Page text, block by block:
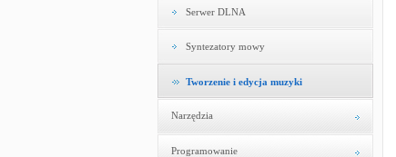
Serwer DLNA
Syntezatory mowy
Tworzenie i edycja muzyki
Narzędzia
Programowanie